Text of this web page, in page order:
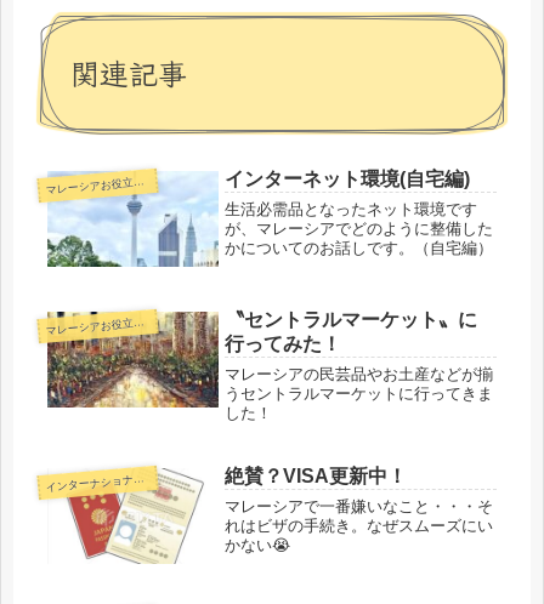
関連記事
マ
レーシアお役立ち情報 インターネット環境(自宅編)
生活必需品となったネット環境です
が、マレーシアでどのように整備した
かについてのお話しです。（自宅編）
マ
レーシアお役立ち情報
〝セントラルマーケット〟に
行ってみた！
マレーシアの民芸品やお土産などが揃
うセントラルマーケットに行ってきま
した！
インターナショナルスクール 絶賛？VISA更新中！
マレーシアで一番嫌いなこと・・・そ
れはビザの手続き。なぜスムーズにい
かない😭